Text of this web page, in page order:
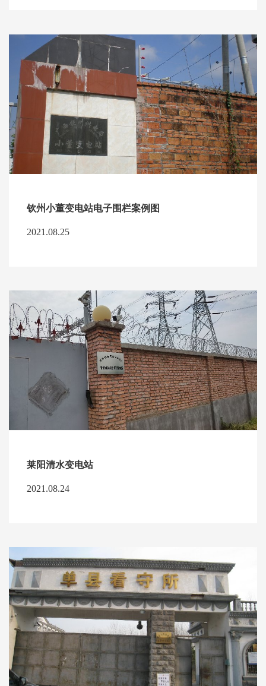
钦州小董变电站电子围栏案例图
2021.08.25
莱阳清水变电站
2021.08.24